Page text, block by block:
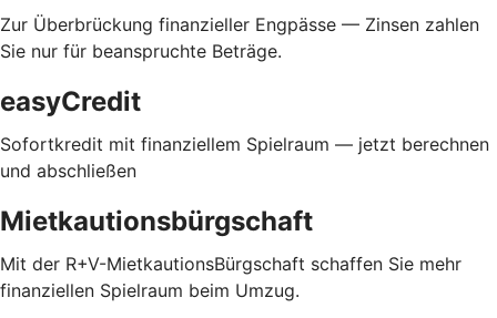
Zur Überbrückung finanzieller Engpässe — Zinsen zahlen
Sie nur für beanspruchte Beträge.
easyCredit
Sofortkredit mit finanziellem Spielraum — jetzt berechnen
und abschließen
Mietkautionsbürgschaft
Mit der R+V-MietkautionsBürgschaft schaffen Sie mehr
finanziellen Spielraum beim Umzug.